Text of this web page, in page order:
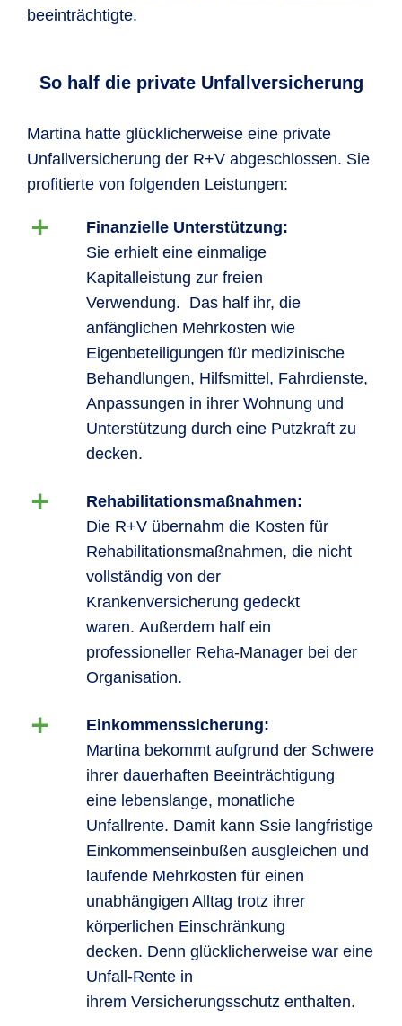
beeinträchtigte.
So half die private Unfallversicherung
Martina hatte glücklicherweise eine private
Unfallversicherung der R+V abgeschlossen. Sie
profitierte von folgenden Leistungen:
Finanzielle Unterstützung:
Sie erhielt eine einmalige
Kapitalleistung zur freien
Verwendung. Das half ihr, die
anfänglichen Mehrkosten wie
Eigenbeteiligungen für medizinische
Behandlungen, Hilfsmittel, Fahrdienste,
Anpassungen in ihrer Wohnung und
Unterstützung durch eine Putzkraft zu
decken.
Rehabilitationsmaßnahmen:
Die R+V übernahm die Kosten für
Rehabilitationsmaßnahmen, die nicht
vollständig von der
Krankenversicherung gedeckt
waren. Außerdem half ein
professioneller Reha-Manager bei der
Organisation.
Einkommenssicherung:
Martina bekommt aufgrund der Schwere
ihrer dauerhaften Beeinträchtigung
eine lebenslange, monatliche
Unfallrente. Damit kann Ssie langfristige
Einkommenseinbußen ausgleichen und
laufende Mehrkosten für einen
unabhängigen Alltag trotz ihrer
körperlichen Einschränkung
decken. Denn glücklicherweise war eine
Unfall-Rente in
ihrem Versicherungsschutz enthalten.